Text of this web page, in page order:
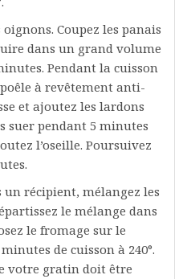
Coupez les panais
dans un grand volume
Pendant la cuisson
à revêtement anti-
et ajoutez les lardons
suer pendant 5 minutes
l’oseille. Poursuivez
un récipient, mélangez les
le mélange dans
le fromage sur le
de cuisson à 240°.
votre gratin doit être